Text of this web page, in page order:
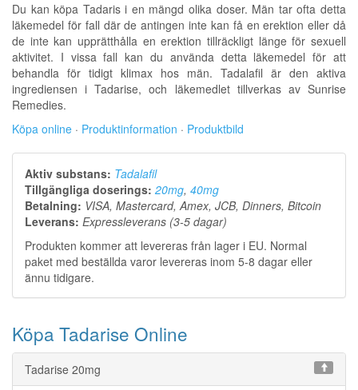
Du kan köpa Tadaris i en mängd olika doser. Män tar ofta detta
läkemedel för fall där de antingen inte kan få en erektion eller då
de inte kan upprätthålla en erektion tillräckligt länge för sexuell
aktivitet. I vissa fall kan du använda detta läkemedel för att
behandla för tidigt klimax hos män. Tadalafil är den aktiva
ingrediensen i Tadarise, och läkemedlet tillverkas av Sunrise
Remedies.
Köpa online · Produktinformation · Produktbild
Aktiv substans: Tadalafil
Tillgängliga doserings: 20mg, 40mg
Betalning: VISA, Mastercard, Amex, JCB, Dinners, Bitcoin
Leverans: Expressleverans (3-5 dagar)
Produkten kommer att levereras från lager i EU. Normal
paket med beställda varor levereras inom 5-8 dagar eller
ännu tidigare.
Köpa Tadarise Online
Tadarise 20mg